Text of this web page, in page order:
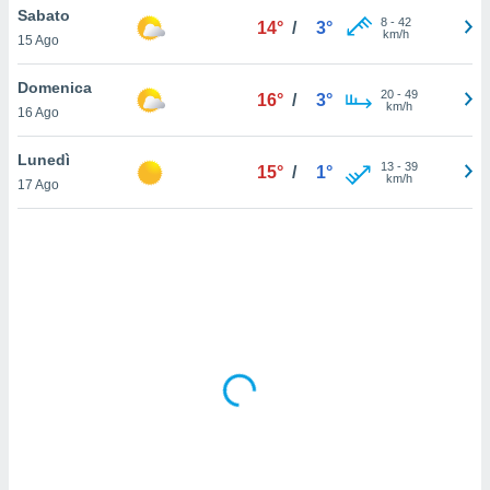
cookie
in
Sabato
15 Ago
14° / 3° 8- 42
km/h
Domenica
16 Ago
16° / 3° 20- 49
km/h
Lunedì
17 Ago
15° / 1° 13- 39
km/h